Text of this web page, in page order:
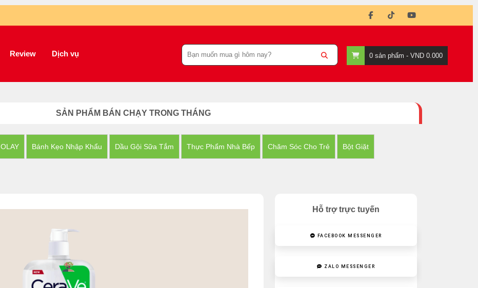
Review Dịch vụ 0sản phẩm - VND 0.000
SẢN PHẨM BÁN CHẠY TRONG THÁNG
OLAY Bánh Kẹo Nhập Khẩu Dầu Gội Sữa Tắm Thực Phẩm Nhà Bếp Chăm Sóc Cho Trẻ Bột Giặt
Hỗ trợ trực tuyến
FACEBOOK MESSENGER
ZALO MESSENGER